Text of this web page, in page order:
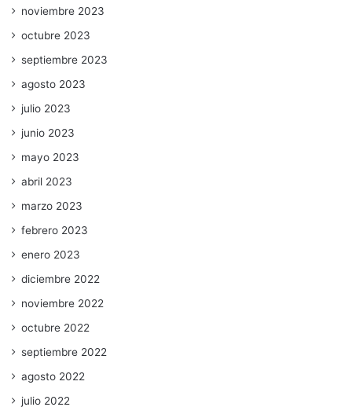
noviembre 2023
octubre 2023
septiembre 2023
agosto 2023
julio 2023
junio 2023
mayo 2023
abril 2023
marzo 2023
febrero 2023
enero 2023
diciembre 2022
noviembre 2022
octubre 2022
septiembre 2022
agosto 2022
julio 2022